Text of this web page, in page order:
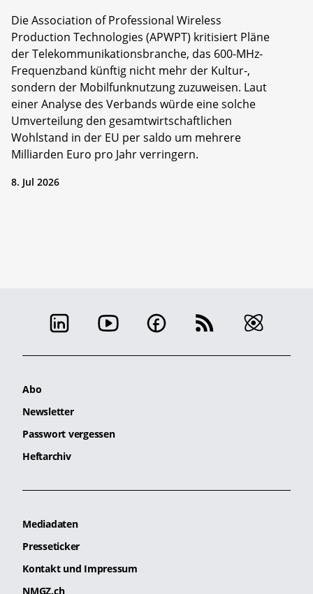
Die Association of Professional Wireless
Production Technologies (APWPT) kritisiert Pläne
der Telekommunikationsbranche, das 600-MHz-
Frequenzband künftig nicht mehr der Kultur-,
sondern der Mobilfunknutzung zuzuweisen. Laut
einer Analyse des Verbands würde eine solche
Umverteilung den gesamtwirtschaftlichen
Wohlstand in der EU per saldo um mehrere
Milliarden Euro pro Jahr verringern.
8. Jul 2026
Abo
Newsletter
Passwort vergessen
Heftarchiv
Mediadaten
Presseticker
Kontakt und Impressum
NMGZ.ch